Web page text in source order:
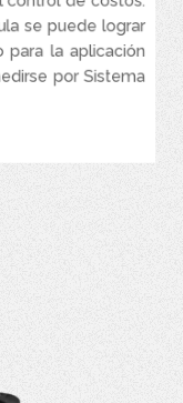
se puede lograr
para la aplicación
por Sistema
los entornos
bloqueo de rotación
basado en iconos